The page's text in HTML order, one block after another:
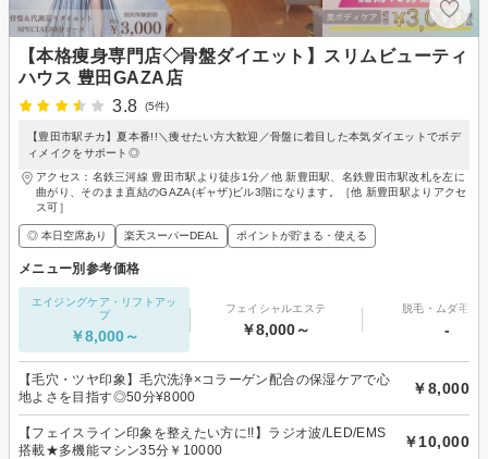
【本格痩身専門店◇骨盤ダイエット】スリムビューティ
ハウス 豊田GAZA店
3.8
(5件)
【豊田市駅チカ】夏本番!!＼痩せたい方大歓迎／骨盤に着目した本気ダイエットでボデ
ィメイクをサポート◎
アクセス：名鉄三河線 豊田市駅より徒歩1分／他 新豊田駅、名鉄豊田市駅改札を左に
曲がり、そのまま直結のGAZA(ギャザ)ビル3階になります。［他 新豊田駅よりアクセ
ス可］
◎ 本日空席あり 楽天スーパーDEAL ポイントが貯まる・使える
メニュー別参考価格
エイジングケア・リフトアッ
プ
￥8,000～
フェイシャルエステ
￥8,000～
脱毛・ムダ毛処
-
【毛穴・ツヤ印象】毛穴洗浄×コラーゲン配合の保湿ケアで心
地よさを目指す◎50分¥8000
￥8,000
【フェイスライン印象を整えたい方に!!】ラジオ波/LED/EMS
搭載★多機能マシン35分￥10000
￥10,000